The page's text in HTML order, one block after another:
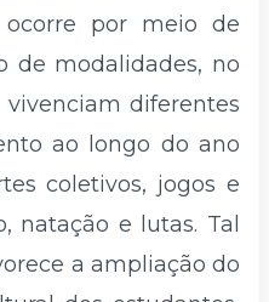
ocorre por meio de
de modalidades, no
diferentes
ao longo do ano
coletivos, jogos e
natação e lutas. Tal
a ampliação do